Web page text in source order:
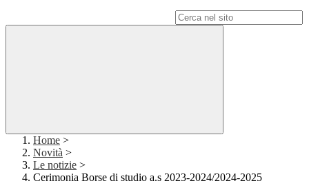
Home >
Novità >
Le notizie >
Cerimonia Borse di studio a.s 2023-2024/2024-2025